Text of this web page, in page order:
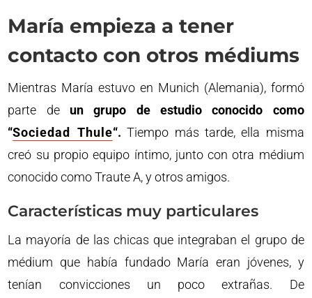
María empieza a tener
contacto con otros médiums
Mientras María estuvo en Munich (Alemania), formó
parte de un grupo de estudio conocido como
“Sociedad Thule“.Tiempo más tarde, ella misma
creó su propio equipo íntimo, junto con otra médium
conocido como Traute A, y otros amigos.
Características muy particulares
La mayoría de las chicas que integraban el grupo de
médium que había fundado María eran jóvenes, y
tenían convicciones un poco extrañas. De